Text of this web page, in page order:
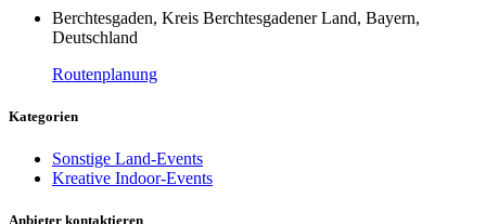
Berchtesgaden, Kreis Berchtesgadener Land, Bayern,
Deutschland
Routenplanung
Kategorien
Sonstige Land-Events
Kreative Indoor-Events
Anbieter kontaktieren